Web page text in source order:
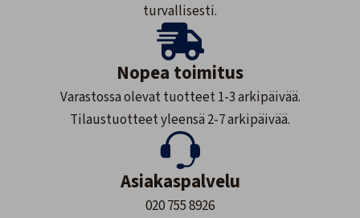
turvallisesti.
Nopea toimitus
Varastossa olevat tuotteet 1-3 arkipäivää.
Tilaustuotteet yleensä 2-7 arkipäivää.
Asiakaspalvelu
020 755 8926